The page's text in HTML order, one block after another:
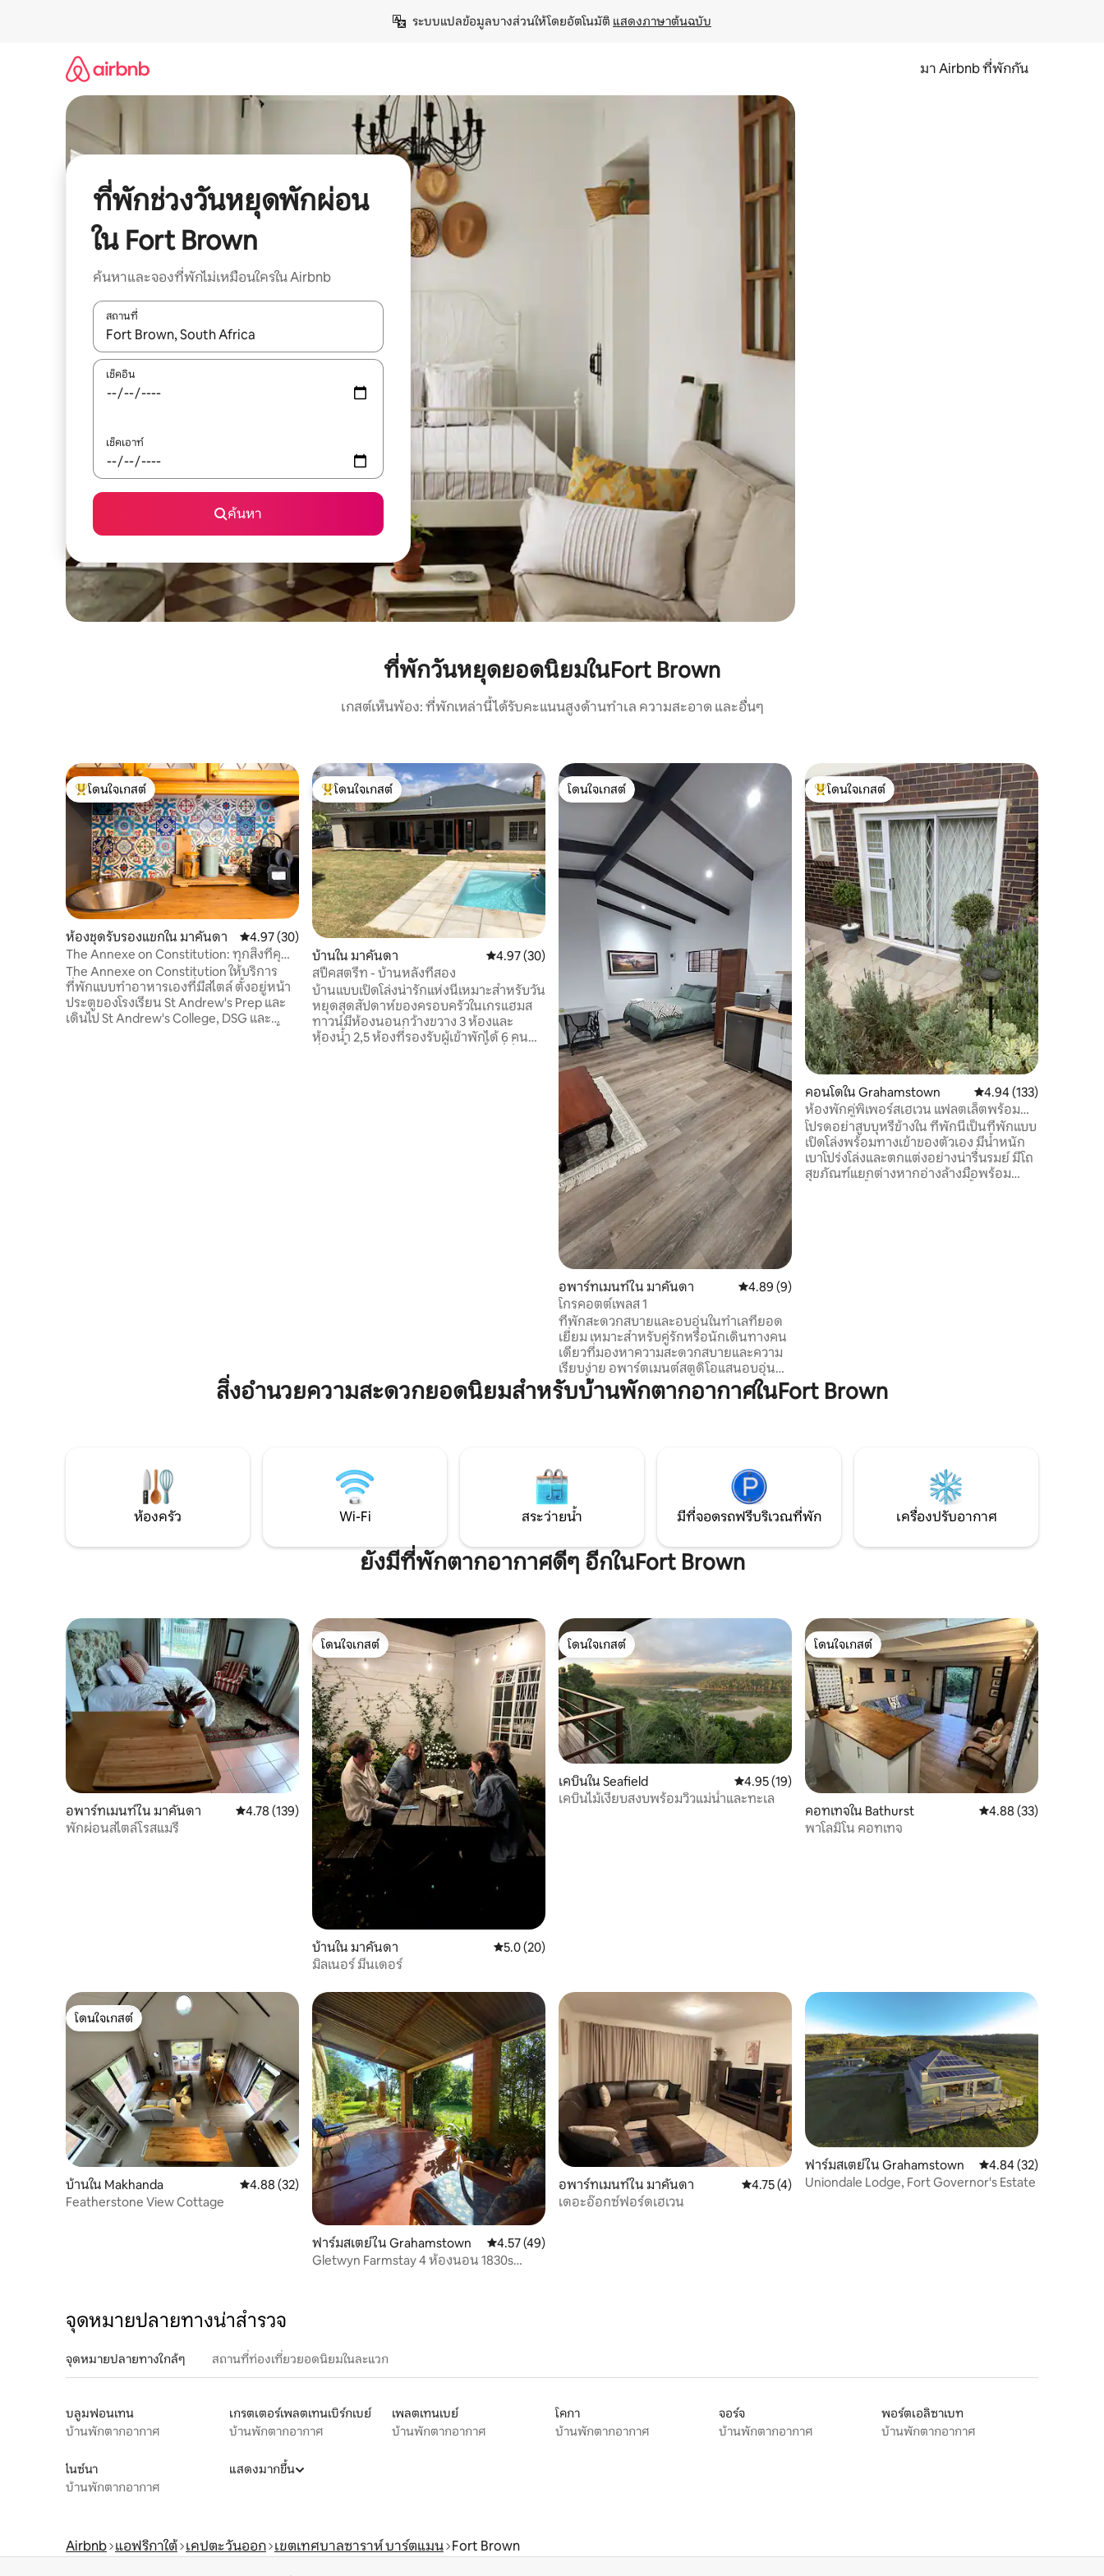
ระบบแปลข้อมูลบางส่วนให้โดยอัตโนมัติ แสดงภาษาต้นฉบับ
มา Airbnb ที่พักกัน
ที่พักช่วงวันหยุดพักผ่อน
ใน Fort Brown
ค้นหาและจองที่พักไม่เหมือนใครใน Airbnb
สถานที่
ใช้ลูกศรขึ้นลง หรือใช้การสัมผัสหรือปัด เพื่อสำรวจผลการค้นหา
เช็คอิน
เช็คเอาท์
ค้นหา
ที่พักวันหยุดยอดนิยมในFort Brown
เกสต์เห็นพ้อง: ที่พักเหล่านี้ได้รับคะแนนสูงด้านทำเล ความสะอาด และอื่นๆ
โดนใจเกสต์ที่สุด
โดนใจเกสต์
ห้องชุดรับรองแขกใน มาคันดา คะแนนเฉลี่ย 4.97 จาก 5, 30 รีวิว
4.97 (30)
The Annexe on Constitution: ทุกสิ่งที่คุณ
ต้องการ
The Annexe on Constitution ให้บริการ
ที่พักแบบทำอาหารเองที่มีสไตล์ ตั้งอยู่หน้า
ประตูของโรงเรียน St Andrew's Prep และ
เดินไป St Andrew's College, DSG และ
โดนใจเกสต์ที่สุด
โดนใจเกสต์
บ้านใน มาคันดา คะแนนเฉลี่ย 4.97 จาก 5, 30 รีวิว
4.97 (30)
สปีคสตรีท - บ้านหลังที่สอง
บ้านแบบเปิดโล่งน่ารักแห่งนี้เหมาะสำหรับวัน
หยุดสุดสัปดาห์ของครอบครัวในเกรแฮมส
ทาวน์มีห้องนอนกว้างขวาง 3 ห้องและ
ห้องน้ำ 2,5 ห้องที่รองรับผู้เข้าพักได้ 6 คน
โดนใจเกสต์
โดนใจเกสต์
อพาร์ทเมนท์ใน มาคันดา คะแนนเฉลี่ย 4.89 จาก 5, 9 รีวิว
4.89 (9)
โกรคอตต์เพลส 1
ที่พักสะดวกสบายและอบอุ่นในทำเลที่ยอด
เยี่ยม เหมาะสำหรับคู่รักหรือนักเดินทางคน
เดียวที่มองหาความสะดวกสบายและความ
เรียบง่าย อพาร์ตเมนต์สตูดิโอแสนอบอุ่น
แห่งนี้มีการออกแบบแบบเปิดโล่ง สร้าง
บรรยากาศที่ผ่อนคลายและสะดวกสบาย
ความสะดวกของคุณ ห้องพักมีเตียงขนาด
ควีนไซส์ที่นอนสบายและที่นั่งนุ่มสบาย ให้
คุณได้พักผ่อนอย่างเต็มที่หลังจาก
เหน็ดเหนื่อยมาทั้งวัน
โดนใจเกสต์ที่สุด
โดนใจเกสต์
คอนโดใน Grahamstown คะแนนเฉลี่ย 4.94 จาก
4.94 (133)
ห้องพักคู่พิเพอร์สเฮเวน แฟลตเล็ตพร้อม
อาหาร
โปรดอย่าสูบบุหรี่ข้างใน ที่พักนี้เป็นที่พักแบบ
เปิดโล่งพร้อมทางเข้าของตัวเอง มีน้ำหนัก
เบาโปร่งโล่งและตกแต่งอย่างน่ารื่นรมย์ มีโถ
สุขภัณฑ์แยกต่างหากอ่างล้างมือพร้อม
สิ่งอำนวยความสะดวกยอดนิยมสำหรับบ้านพักตากอากาศในFort Brown
ห้องครัว Wi-Fi สระว่ายน้ำ มีที่จอดรถฟรีบริเวณที่พัก เครื่องปรับอากาศ
ยังมีที่พักตากอากาศดีๆ อีกในFort Brown
อพาร์ทเมนท์ใน มาคันดา คะแนนเฉลี่ย 4.78 จาก 5, 139 รีวิว
4.78 (139)
พักผ่อนสไตล์โรสแมรี่
โดนใจเกสต์
โดนใจเกสต์
บ้านใน มาคันดา คะแนนเฉลี่ย 5.0 จาก 5, 20 รีวิว
5.0 (20)
มิลเนอร์ มีนเดอร์
โดนใจเกสต์
โดนใจเกสต์
เคบินใน Seafield คะแนนเฉลี่ย 4.95 จาก 5, 19 รีวิว
4.95 (19)
เคบินไม้เงียบสงบพร้อมวิวแม่น้ำและทะเล
โดนใจเกสต์
โดนใจเกสต์
คอทเทจใน Bathurst คะแนนเฉลี่ย 4.88 จาก
4.88 (33)
พาโลมิโน คอทเทจ
โดนใจเกสต์
โดนใจเกสต์
บ้านใน Makhanda คะแนนเฉลี่ย 4.88 จาก 5, 32 รีวิว
4.88 (32)
Featherstone View Cottage
ฟาร์มสเตย์ใน Grahamstown คะแนนเฉลี่ย 4.57 จาก 5, 49 รีวิว
4.57 (49)
Gletwyn Farmstay 4 ห้องนอน 1830s
อพาร์ทเมนท์ใน มาคันดา คะแนนเฉลี่ย 4.75 จาก 5, 4 รีวิว
4.75 (4)
เดอะอ๊อกซ์ฟอร์ดเฮเวน
ฟาร์มสเตย์ใน Grahamstown คะแนนเฉลี่ย 4.84 จาก
4.84 (32)
Uniondale Lodge, Fort Governor's Estate
จุดหมายปลายทางน่าสำรวจ
จุดหมายปลายทางใกล้ๆ สถานที่ท่องเที่ยวยอดนิยมในละแวก
บลูมฟอนเทน
บ้านพักตากอากาศ
เกรตเตอร์เพลตเทนเบิร์กเบย์
บ้านพักตากอากาศ
เพลตเทนเบย์
บ้านพักตากอากาศ
โคกา
บ้านพักตากอากาศ
จอร์จ
บ้านพักตากอากาศ
พอร์ตเอลิซาเบท
บ้านพักตากอากาศ
ไนซ์นา
บ้านพักตากอากาศ
แสดงมากขึ้น
Airbnb แอฟริกาใต้ เคปตะวันออก เขตเทศบาลซาราห์ บาร์ตแมน Fort Brown